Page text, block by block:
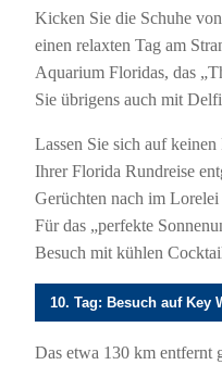
Kicken Sie die Schuhe
einen relaxten Tag am
Aquarium Floridas, das
Sie übrigens auch mit
Lassen Sie sich auf
Ihrer Florida Rundreise
Gerüchten nach im
Für das „perfekte
Besuch mit kühlen
10. Tag: Besuch auf Key
Das etwa 130 km entfernt